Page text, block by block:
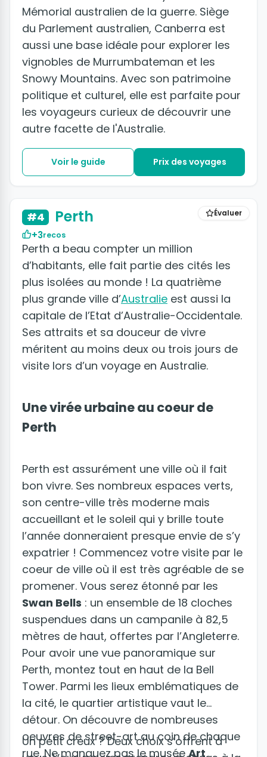
Mémorial australien de la guerre. Siège
du Parlement australien, Canberra est
aussi une base idéale pour explorer les
vignobles de Murrumbateman et les
Snowy Mountains. Avec son patrimoine
politique et culturel, elle est parfaite pour
les voyageurs curieux de découvrir une
autre facette de l'Australie.
Voir le guide Prix des voyages
Évaluer
#4 Perth
+3recos
Perth a beau compter un million
d’habitants, elle fait partie des cités les
plus isolées au monde ! La quatrième
plus grande ville d’Australie est aussi la
capitale de l’Etat d’Australie-Occidentale.
Ses attraits et sa douceur de vivre
méritent au moins deux ou trois jours de
visite lors d’un voyage en Australie.
Une virée urbaine au coeur de
Perth
Perth est assurément une ville où il fait
bon vivre. Ses nombreux espaces verts,
son centre-ville très moderne mais
accueillant et le soleil qui y brille toute
l’année donneraient presque envie de s’y
expatrier ! Commencez votre visite par le
coeur de ville où il est très agréable de se
promener. Vous serez étonné par les
Swan Bells : un ensemble de 18 cloches
suspendues dans un campanile à 82,5
mètres de haut, offertes par l’Angleterre.
Pour avoir une vue panoramique sur
Perth, montez tout en haut de la Bell
Tower. Parmi les lieux emblématiques de
la cité, le quartier artistique vaut le
détour. On découvre de nombreuses
oeuvres de street-art au coin de chaque
rue. Ne manquez pas le muséeArt
Un petit creux ? Deux choix s’offrent à